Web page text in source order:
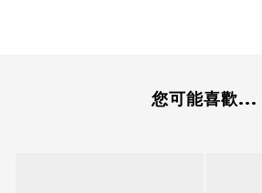
您可能喜歡...